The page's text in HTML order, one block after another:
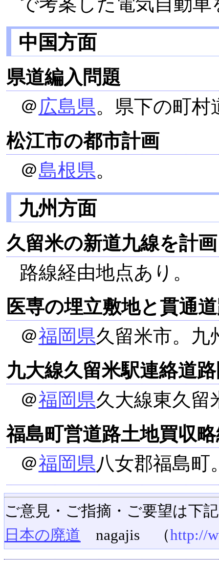
中国方面
県道編入問題
＠ 広島県。県下の町村
松江市の都市計画
＠島根県。
九州方面
久留米の新道九線を計画
路線経由地点あり。
医専の埋立敷地と貫通
＠福岡県久留米市。九
九大線久留米駅連絡道
＠福岡県久大線東久留
福島町営道路土地買収
＠福岡県八女郡福島町
ご意見・ご指摘・ご要望は下
日本の廃道 nagajis （http://